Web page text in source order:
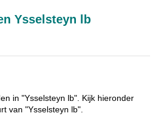
Ysselsteyn lb
in "Ysselsteyn lb". Kijk hieronder
van "Ysselsteyn lb".